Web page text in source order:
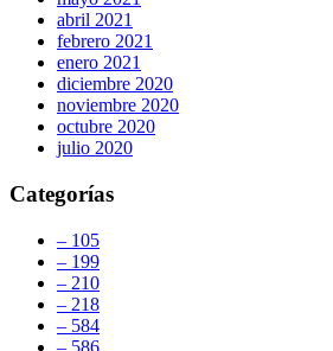
abril 2021
febrero 2021
enero 2021
diciembre 2020
noviembre 2020
octubre 2020
julio 2020
Categorías
– 105
– 199
– 210
– 218
– 584
– 586